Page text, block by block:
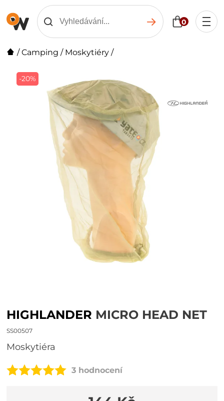
0
/Camping / Moskytiéry /
-20%
HIGHLANDER MICRO HEAD NET
SS00507
Moskytiéra
3 hodnocení